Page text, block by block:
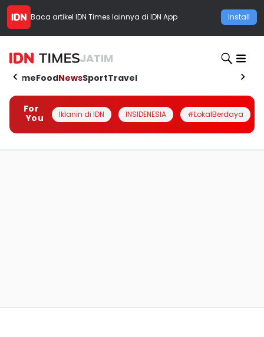
Baca artikel IDN Times lainnya di IDN App Install
JATIM
HomeFoodNewsSportTravel
For
You
Iklanin di IDN INSIDENESIA #LokalBerdaya